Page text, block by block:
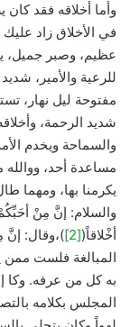
وأما أخلاقه فقد
في الأخلاق زاد
عظيم، وصبر جميل،
للرعية والأمير،
مفتوحة ليل نهار،
شديد الرحمة،
والسماحة ويخدم
مساعدة أحد، ووالله
يكرمنا بها، ومهما
والسلام: إنَّ مِنْ
أخْلاقاً([2] )،وقال: إنَّ
المبالغة فلست ممن
به كل من عرفه. وكا
المجلس بكلامه